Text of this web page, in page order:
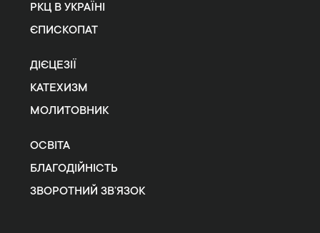
РКЦ В УКРАЇНІ
ЄПИСКОПАТ
ДІЄЦЕЗІЇ
КАТЕХИЗМ
МОЛИТОВНИК
ОСВІТА
БЛАГОДІЙНІСТЬ
ЗВОРОТНИЙ ЗВ’ЯЗОК